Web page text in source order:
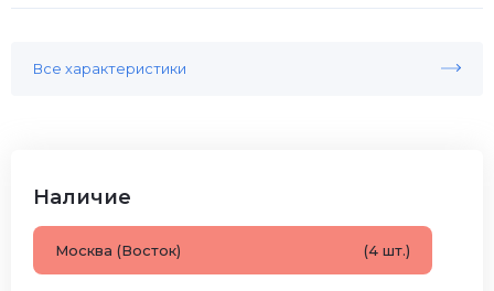
Все характеристики
Наличие
Москва (Восток) (4 шт.)